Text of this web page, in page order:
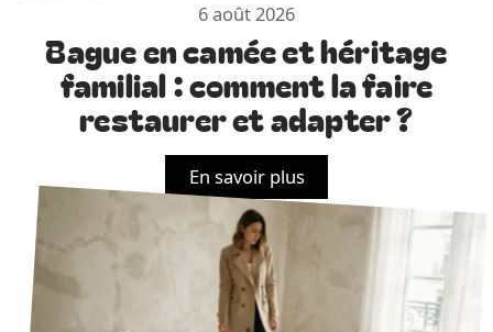
6 août 2026
Bague en camée et héritage
familial : comment la faire
restaurer et adapter ?
En savoir plus